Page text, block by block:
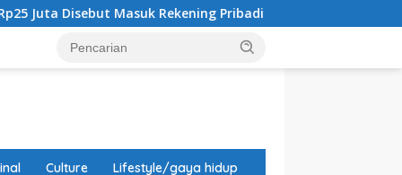
Pribadi URC Macan Blambangan Gulung
Culture Lifestyle/gaya hidup